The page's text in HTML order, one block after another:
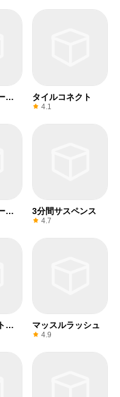
ク
タイルコネクト
4.1
ス
3分間サスペンス
4.7
・
マッスルラッシュ
4.9